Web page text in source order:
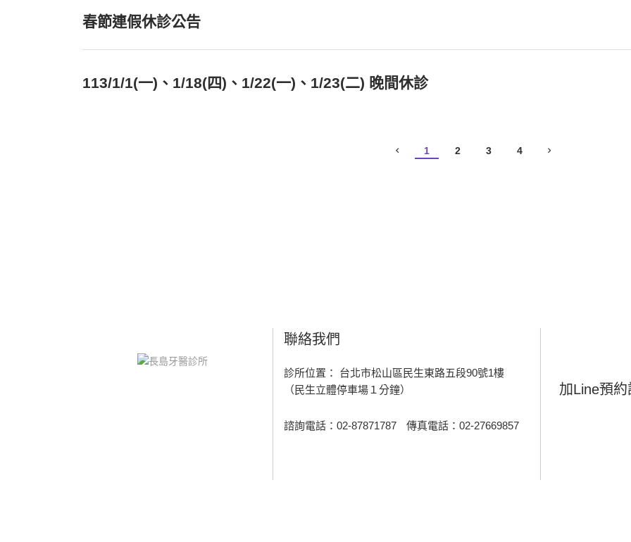
春節連假休診公告
113/1/1(一)、1/18(四)、1/22(一)、1/23(二) 晚間休診
1 2 3 4
聯絡我們
診所位置： 台北市松山區民生東路五段90號1樓
（民生立體停車場１分鐘）
諮詢電話：02-87871787 傳真電話：02-27669857
加Line預約